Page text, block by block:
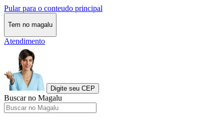
Pular para o conteudo principal
Tem no magalu
Atendimento
Digite seu CEP
Buscar no Magalu